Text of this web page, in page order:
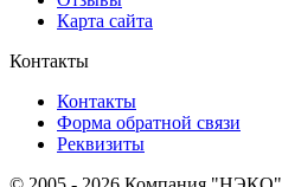
Карта сайта
Контакты
Контакты
Форма обратной связи
Реквизиты